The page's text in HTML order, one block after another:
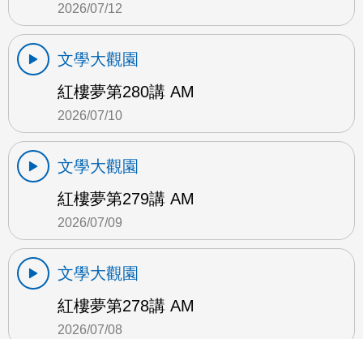
2026/07/12
文學大觀園
紅樓夢第280講 AM
2026/07/10
文學大觀園
紅樓夢第279講 AM
2026/07/09
文學大觀園
紅樓夢第278講 AM
2026/07/08